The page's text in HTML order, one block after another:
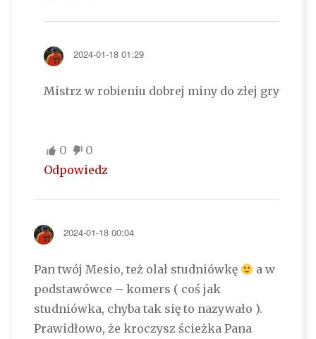
2024-01-18 01:29
Mistrz w robieniu dobrej miny do złej gry
0
0
Odpowiedz
2024-01-18 00:04
Pan twój Mesio, też olał studniówkę
a w
podstawówce – komers ( coś jak
studniówka, chyba tak się to nazywało ).
Prawidłowo, że kroczysz ścieżka Pana